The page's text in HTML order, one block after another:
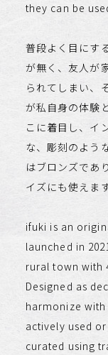
they can be
普段よく目にす
が無く、友人が
られてしまい、
が私自身の体験
こに着目し、イ
な、彫刻のよう
はブロンズであ
イズにも使えます
ifuki is an
launched in
rural town with
Designed as
harmonize
actively used
curated using